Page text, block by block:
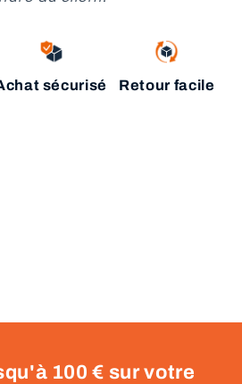
sécurisé Retour facile
100 € sur votre